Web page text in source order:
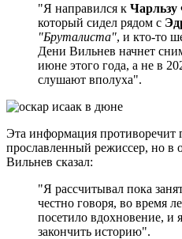
"Я направился к
который сидел рядом с
"Бруталиста", и кто-то
Дени Вильнев начнет
июне этого года, а не в
слушают вполуха".
Эта информация противоречит
прославленный режиссер, но в
Вильнев сказал:
"Я рассчитывал пока
честно говоря, во время
посетило вдохновение, и
закончить историю".